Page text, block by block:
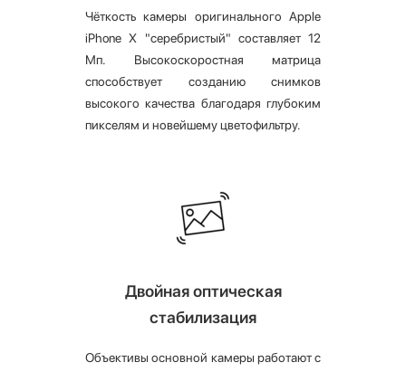
Чёткость камеры оригинального Apple
iPhone X "серебристый" составляет 12
Мп. Высокоскоростная матрица
способствует созданию снимков
высокого качества благодаря глубоким
пикселям и новейшему цветофильтру.
Двойная оптическая
стабилизация
Объективы основной камеры работают с